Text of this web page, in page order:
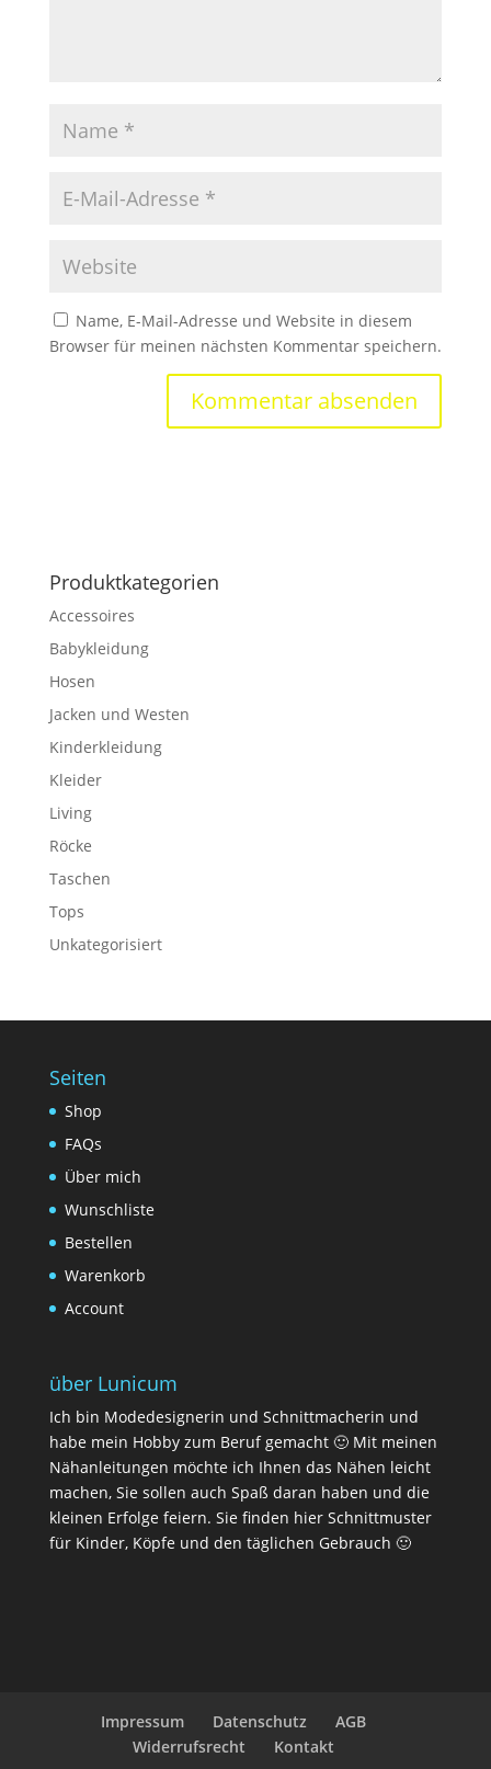
Name, E-Mail-Adresse und Website in diesem
Browser für meinen nächsten Kommentar speichern.
Produktkategorien
Accessoires
Babykleidung
Hosen
Jacken und Westen
Kinderkleidung
Kleider
Living
Röcke
Taschen
Tops
Unkategorisiert
Seiten
Shop
FAQs
Über mich
Wunschliste
Bestellen
Warenkorb
Account
über Lunicum
Ich bin Modedesignerin und Schnittmacherin und
habe mein Hobby zum Beruf gemacht 🙂 Mit meinen
Nähanleitungen möchte ich Ihnen das Nähen leicht
machen, Sie sollen auch Spaß daran haben und die
kleinen Erfolge feiern. Sie finden hier Schnittmuster
für Kinder, Köpfe und den täglichen Gebrauch 🙂
Impressum Datenschutz
AGB
Widerrufsrecht
Kontakt